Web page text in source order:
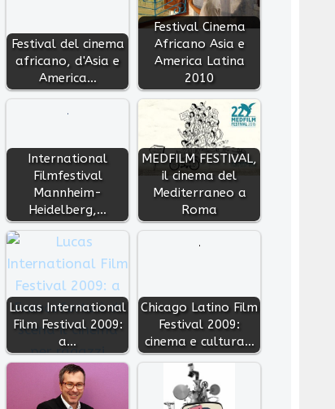
Festival del cinema
africano, d'Asia e
America…
Festival Cinema
Africano Asia e
America Latina
2010
International
Filmfestival
Mannheim-
Heidelberg,…
MEDFILM FESTIVAL,
il cinema del
Mediterraneo a
Roma
Lucas International
Film Festival 2009:
a…
Chicago Latino Film
Festival 2009:
cinema e cultura…